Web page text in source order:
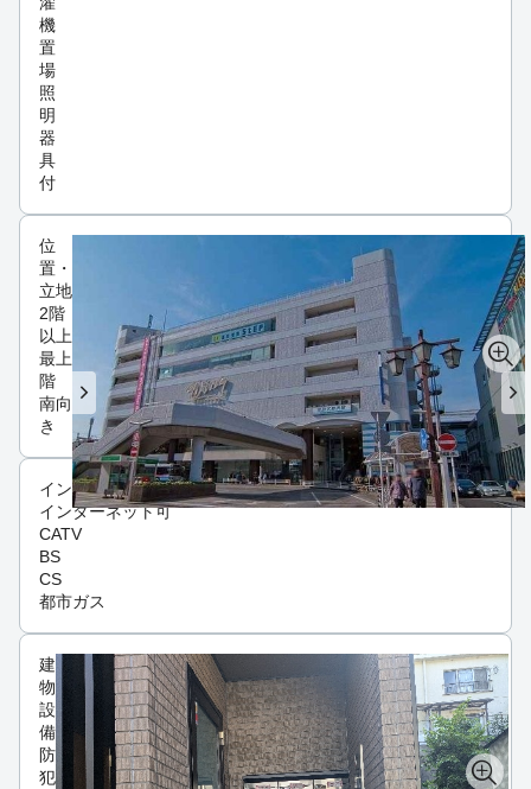
機
置
場
照
明
器
具
付
位
置・
立地
2階
以上
最上
階
南向
き
インフラ
インターネット可
CATV
BS
CS
都市ガス
建
物
設
備
防
犯